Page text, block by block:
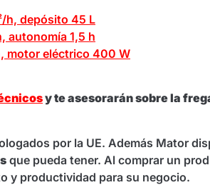
h, depósito 45 L
autonomía 1,5 h
motor eléctrico 400 W
y te asesorarán sobre la
por la UE. Además Mator
que pueda tener. Al comprar un
y productividad para su negocio.